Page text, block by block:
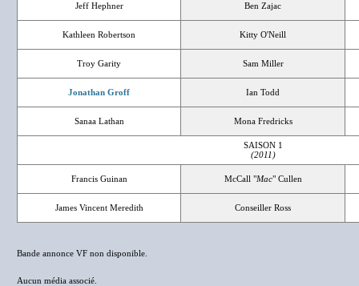
Jeff Hephner Ben Zajac
Kathleen Robertson Kitty O'Neill
Troy Garity Sam Miller
Jonathan Groff Ian Todd
Sanaa Lathan Mona Fredricks
SAISON 1
(2011)
Francis Guinan McCall "Mac" Cullen
James Vincent Meredith Conseiller Ross
Bande annonce VF non disponible.
Aucun média associé.